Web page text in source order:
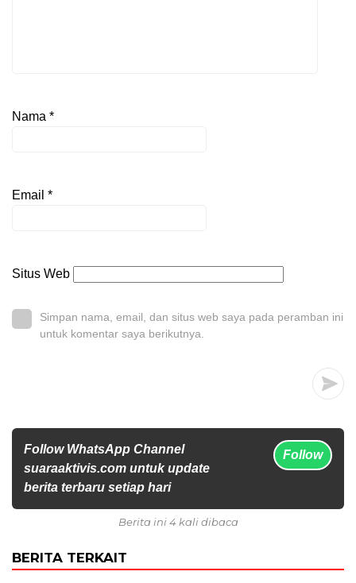
Nama *
Email *
Situs Web
Simpan nama, email, dan situs web saya pada peramban ini
untuk komentar saya berikutnya.
Follow WhatsApp Channel
suaraaktivis.com untuk update
berita terbaru setiap hari
Follow
Berita ini 4 kali dibaca
BERITA TERKAIT